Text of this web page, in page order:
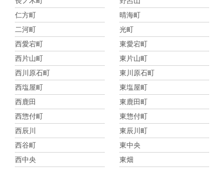
仁方町
二河町
西愛宕町
西片山町
西川原石町
西塩屋町
西鹿田
西惣付町
西辰川
西谷町
西中央
晴海町
光町
東愛宕町
東片山町
東川原石町
東塩屋町
東鹿田町
東惣付町
東辰川町
東中央
東畑